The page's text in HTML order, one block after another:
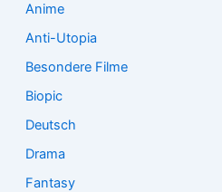
Anime
Anti-Utopia
Besondere Filme
Biopic
Deutsch
Drama
Fantasy